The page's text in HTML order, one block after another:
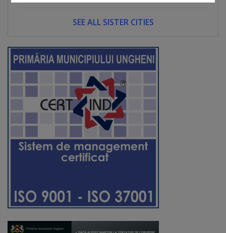
Regulamentul
funcționare
Integritate
și
calitate
Consiliul
Municipal
Secretar
Consilieri
SEE ALL SISTER CITIES